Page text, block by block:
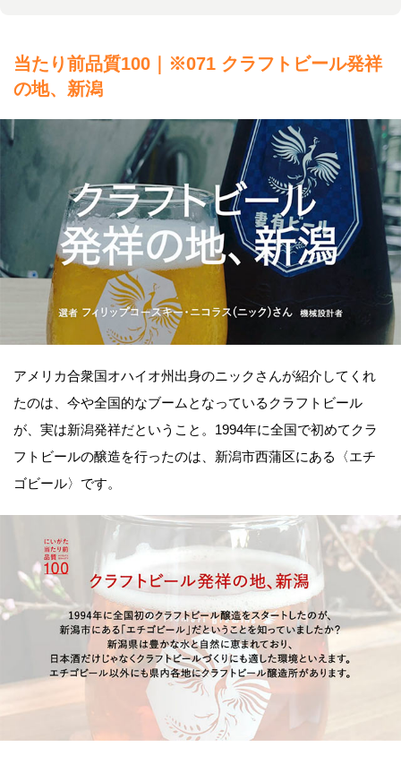
当たり前品質100｜※071 クラフトビール発祥
の地、新潟
アメリカ合衆国オハイオ州出身のニックさんが紹介してくれ
たのは、今や全国的なブームとなっているクラフトビール
が、実は新潟発祥だということ。1994年に全国で初めてクラ
フトビールの醸造を行ったのは、新潟市西蒲区にある〈エチ
ゴビール〉です。